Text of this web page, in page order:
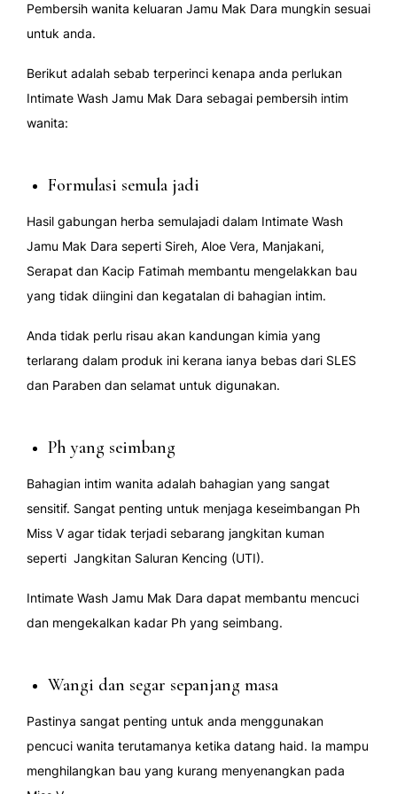
Pembersih wanita keluaran Jamu Mak Dara mungkin sesuai
untuk anda.
Berikut adalah sebab terperinci kenapa anda perlukan
Intimate Wash Jamu Mak Dara sebagai pembersih intim
wanita:
Formulasi semula jadi
Hasil gabungan herba semulajadi dalam Intimate Wash
Jamu Mak Dara seperti Sireh, Aloe Vera, Manjakani,
Serapat dan Kacip Fatimah membantu mengelakkan bau
yang tidak diingini dan kegatalan di bahagian intim.
Anda tidak perlu risau akan kandungan kimia yang
terlarang dalam produk ini kerana ianya bebas dari SLES
dan Paraben dan selamat untuk digunakan.
Ph yang seimbang
Bahagian intim wanita adalah bahagian yang sangat
sensitif. Sangat penting untuk menjaga keseimbangan Ph
Miss V agar tidak terjadi sebarang jangkitan kuman
seperti Jangkitan Saluran Kencing (UTI).
Intimate Wash Jamu Mak Dara dapat membantu mencuci
dan mengekalkan kadar Ph yang seimbang.
Wangi dan segar sepanjang masa
Pastinya sangat penting untuk anda menggunakan
pencuci wanita terutamanya ketika datang haid. Ia mampu
menghilangkan bau yang kurang menyenangkan pada